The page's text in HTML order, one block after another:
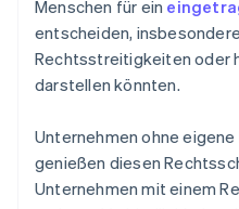
Menschen für ein
entscheiden,
Rechtsstreitigkeiten oder
darstellen könnten.
Unternehmen ohne
genießen diesen
Unternehmen mit einem